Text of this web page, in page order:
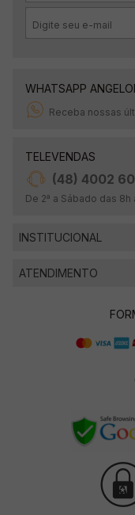
WHATSAPP
Receba nossas
TELEVENDAS
(48) 4002
De 2ª a Sábado das 8h
INSTITUCIONAL
ATENDIMENTO